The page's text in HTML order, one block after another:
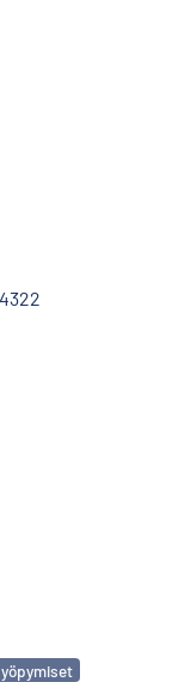
yöpymiset